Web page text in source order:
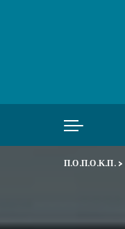
Π.Ο.Π.Ο.Κ.Π.>